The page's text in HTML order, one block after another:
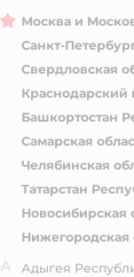
Москва и
Санкт-
Свердловская
Краснодарский
Башкортостан
Самарская
Челябинская
Татарстан
Новосибирская
Нижегородская
Адыгея